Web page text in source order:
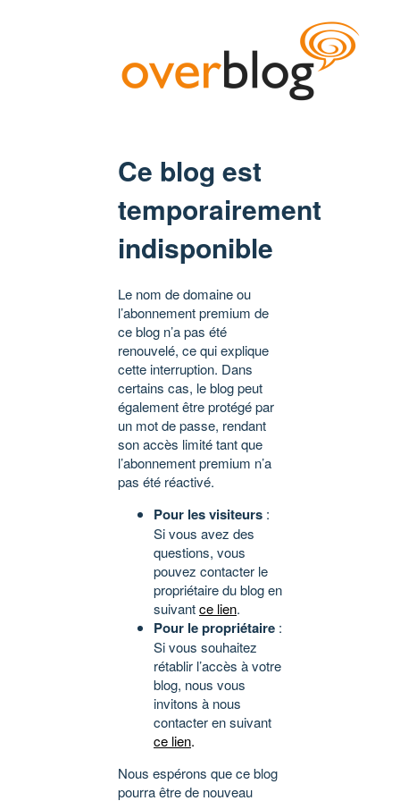
Ce blog est
temporairement
indisponible
Le nom de domaine ou
l’abonnement premium de
ce blog n’a pas été
renouvelé, ce qui explique
cette interruption. Dans
certains cas, le blog peut
également être protégé par
un mot de passe, rendant
son accès limité tant que
l’abonnement premium n’a
pas été réactivé.
Pour les visiteurs :
Si vous avez des
questions, vous
pouvez contacter le
propriétaire du blog en
suivantce lien.
Pour le propriétaire :
Si vous souhaitez
rétablir l’accès à votre
blog, nous vous
invitons à nous
contacter en suivant
ce lien.
Nous espérons que ce blog
pourra être de nouveau